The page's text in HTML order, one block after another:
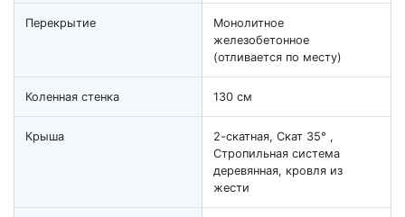
Перекрытие
Монолитное
железобетонное
(отливается по месту)
Коленная стенка 130 см
Крыша
2-скатная, Скат 35° ,
Стропильная система
деревянная, кровля из
жести